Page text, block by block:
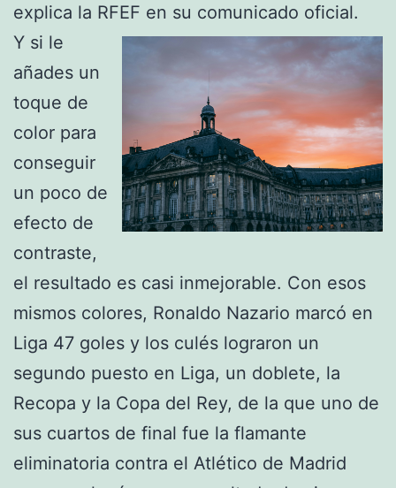
explica la RFEF en su comunicado oficial.
Y si le
añades un
toque de
color para
conseguir
un poco de
efecto de
contraste,
el resultado es casi inmejorable. Con esos
mismos colores, Ronaldo Nazario marcó en
Liga 47 goles y los culés lograron un
segundo puesto en Liga, un doblete, la
Recopa y la Copa del Rey, de la que uno de
sus cuartos de final fue la flamante
eliminatoria contra el Atlético de Madrid